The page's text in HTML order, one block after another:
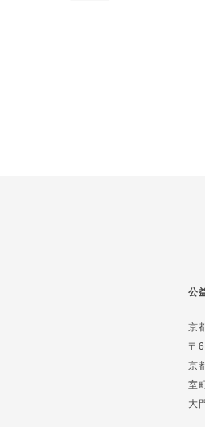
公
京
〒
京
室
大